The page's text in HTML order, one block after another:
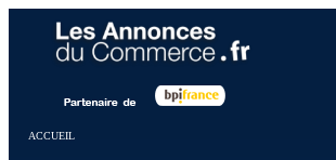
ACCUEIL
Panneau de gestion des cookies